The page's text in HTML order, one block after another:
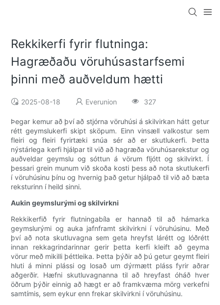
Rekkikerfi fyrir flutninga:
Hagræðaðu vöruhúsastarfsemi
þinni með auðveldum hætti
2025-08-18 Everunion 327
Þegar kemur að því að stjórna vöruhúsi á skilvirkan hátt getur
rétt geymslukerfi skipt sköpum. Einn vinsæll valkostur sem
fleiri og fleiri fyrirtæki snúa sér að er skutlukerfi. Þetta
nýstárlega kerfi hjálpar til við að hagræða vöruhúsarekstur og
auðveldar geymslu og sóttun á vörum fljótt og skilvirkt. Í
þessari grein munum við skoða kosti þess að nota skutlukerfi
í vöruhúsinu þínu og hvernig það getur hjálpað til við að bæta
reksturinn í heild sinni.
Aukin geymslurými og skilvirkni
Rekkikerfið fyrir flutningabíla er hannað til að hámarka
geymslurými og auka jafnframt skilvirkni í vöruhúsinu. Með
því að nota skutluvagna sem geta hreyfst lárétt og lóðrétt
innan rekkagrindarinnar gerir þetta kerfi kleift að geyma
vörur með mikilli þéttleika. Þetta þýðir að þú getur geymt fleiri
hluti á minni plássi og losað um dýrmætt pláss fyrir aðrar
aðgerðir. Hæfni skutluvagnanna til að hreyfast óháð hver
öðrum þýðir einnig að hægt er að framkvæma mörg verkefni
samtímis, sem eykur enn frekar skilvirkni í vöruhúsinu.